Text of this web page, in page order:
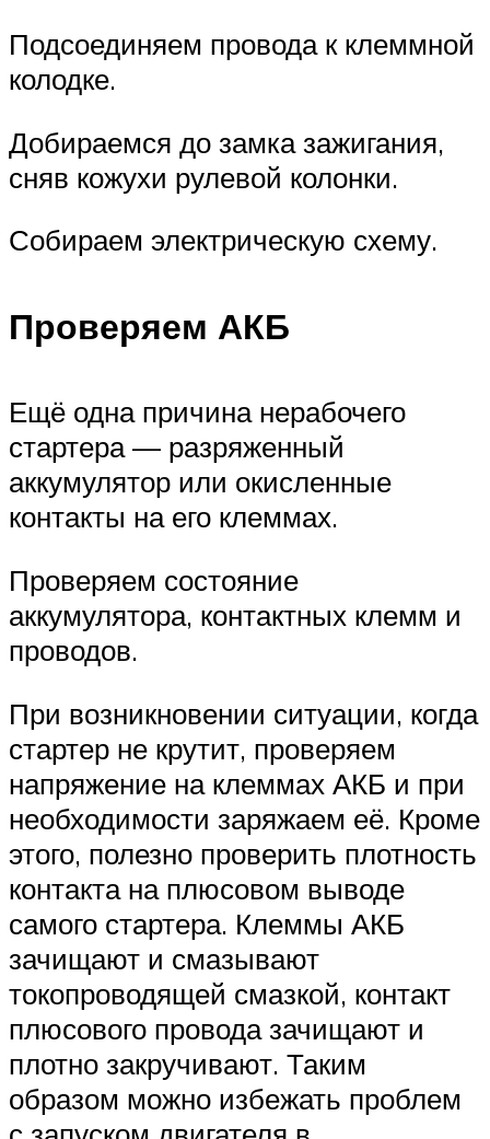
Подсоединяем провода к клеммной
колодке.
Добираемся до замка зажигания,
сняв кожухи рулевой колонки.
Собираем электрическую схему.
Проверяем АКБ
Ещё одна причина нерабочего
стартера — разряженный
аккумулятор или окисленные
контакты на его клеммах.
Проверяем состояние
аккумулятора, контактных клемм и
проводов.
При возникновении ситуации, когда
стартер не крутит, проверяем
напряжение на клеммах АКБ и при
необходимости заряжаем её. Кроме
этого, полезно проверить плотность
контакта на плюсовом выводе
самого стартера. Клеммы АКБ
зачищают и смазывают
токопроводящей смазкой, контакт
плюсового провода зачищают и
плотно закручивают. Таким
образом можно избежать проблем